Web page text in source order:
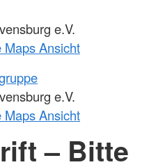
e.V.
Maps Ansicht
e.V.
Maps Ansicht
– Bitte